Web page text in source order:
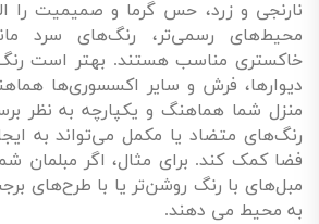
نارنجی و زرد، حس گرما و صمیمیت را
محیط‌های رسمی‌تر، رنگ‌های سرد
خاکستری مناسب هستند. بهتر است
دیوارها، فرش و سایر اکسسوری‌ها
منزل شما هماهنگ و یکپارچه به نظر
رنگ‌های متضاد یا مکمل می‌تواند به
فضا کمک کند. برای مثال، اگر مبلمان
مبل‌های با رنگ روشن‌تر یا با طرح‌های
به محیط می دهند.